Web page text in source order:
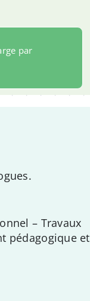
par
– Travaux
pédagogique et